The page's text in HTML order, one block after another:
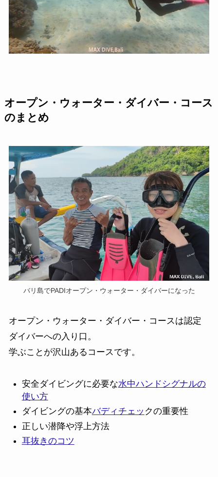
オープン・ウォーター・ダイバー・コース
のまとめ
バリ島でPADIオープン・ウォーター・ダイバーになった
オープン・ウォーター・ダイバー・コースは認定
ダイバーへの入り口。
学ぶことが沢山あるコースです。
安全ダイビングに必要な水中ハンドシグナルの
使い方
ダイビングの基本バディチェッ クの重要性
正しい潜降や浮上方法
耳抜きのコツ